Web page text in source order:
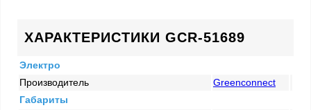
ХАРАКТЕРИСТИКИ GCR-51689
Электро
Производитель
Greenconnect
Габариты